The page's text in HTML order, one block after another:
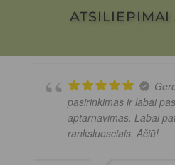
ATSILIEPIMAI
pasirinkimas ir labai
aptarnavimas. Labai
ranksluosciais. Ačiū!